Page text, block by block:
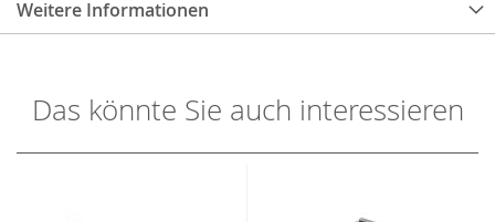
Weitere Informationen
Das könnte Sie auch interessieren